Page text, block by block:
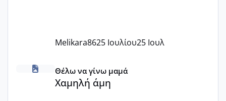
Melikara8625 Ιουλίου25 Ιουλ
Χαμηλή άμη
Θέλω να γίνω μαμά
Χαμηλή άμη